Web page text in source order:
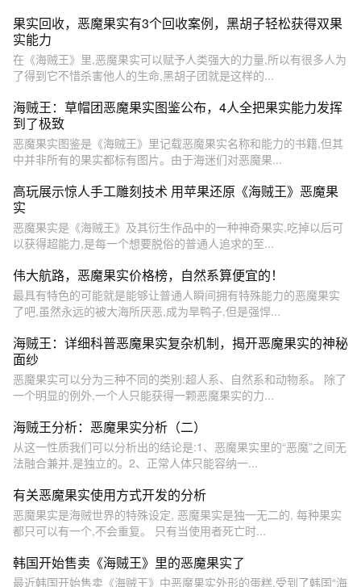
果实回收，恶魔果实有3个回收案例，黑胡子轻松获得双果
实能力
在《海贼王》里,恶魔果实可以赋予人类强大的力量,所以有很多人为
了得到它不惜杀害他人的生命,黑胡子团就是这样的...
海贼王：草帽团恶魔果实图鉴公布，4人全把果实能力发挥
到了极致
恶魔果实图鉴是《海贼王》里记载恶魔果实名称和能力的书籍,但其
中并非所有的果实都标有图片。由于海迷们对恶魔果...
高玩展示惊人手工雕刻技术 用苹果还原《海贼王》恶魔果
实
恶魔果实是《海贼王》及其衍生作品中的一种神奇果实,吃掉以后可
以获得超能力,是每一个想要脱俗的普通人追求的至...
伟大航路，恶魔果实价格榜，自然系算便宜的！
最具有特色的可能就是能够让普通人瞬间拥有特殊能力的恶魔果实
了吧,虽然永远的被大海所厌恶,成为旱鸭子,但是强悍...
海贼王：详细科普恶魔果实复杂机制，揭开恶魔果实的神秘
面纱
恶魔果实可以分为三种不同的类别:超人系、自然系和动物系。 除了
一个明显的例外,一个人只能获得一颗恶魔果实的力...
海贼王分析：恶魔果实分析（二）
从这一性质我们可以分析出的结论是:1、恶魔果实里的“恶魔”之间无
法融合兼并,是独立的。2、正常人体只能容纳一...
有关恶魔果实使用方式开发的分析
恶魔果实是海贼世界的特殊设定, 恶魔果实是独一无二的, 每种果实
都只可以有一个,不会重复。 只有当使用者死亡时...
韩国开始售卖《海贼王》里的恶魔果实了
最近韩国开始售卖《海贼王》中恶魔果实外形的蛋糕,受到了韩国“海